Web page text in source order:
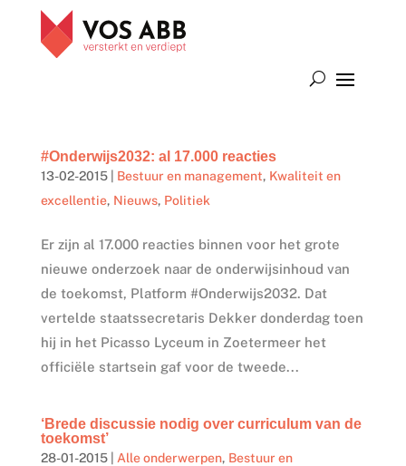
#Onderwijs2032: al 17.000 reacties
13-02-2015| Bestuur en management, Kwaliteit en
excellentie, Nieuws, Politiek
Er zijn al 17.000 reacties binnen voor het grote
nieuwe onderzoek naar de onderwijsinhoud van
de toekomst, Platform #Onderwijs2032. Dat
vertelde staatssecretaris Dekker donderdag toen
hij in het Picasso Lyceum in Zoetermeer het
officiële startsein gaf voor de tweede...
‘Brede discussie nodig over curriculum van de
toekomst’
28-01-2015| Alle onderwerpen, Bestuur en